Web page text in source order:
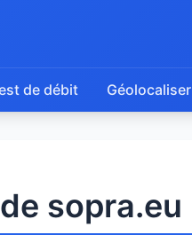
de débit Géolocaliser
sopra.eu